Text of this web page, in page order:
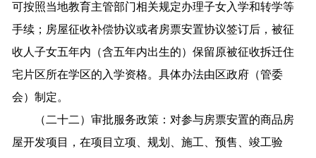
可按照当地教育主管部门相关规定办理子女入学和转学等
手续；房屋征收补偿协议或者房票安置协议签订后，被征
收人子女五年内（含五年内出生的）保留原被征收拆迁住
宅片区所在学区的入学资格。具体办法由区政府（管委
会）制定。
（二十二）审批服务政策：对参与房票安置的商品房
屋开发项目，在项目立项、规划、施工、预售、竣工验